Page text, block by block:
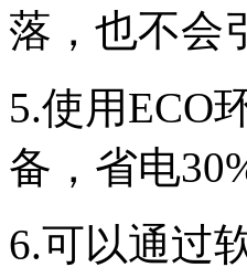
落，也不会
5.使用ECO
备，省电
6.可以通过